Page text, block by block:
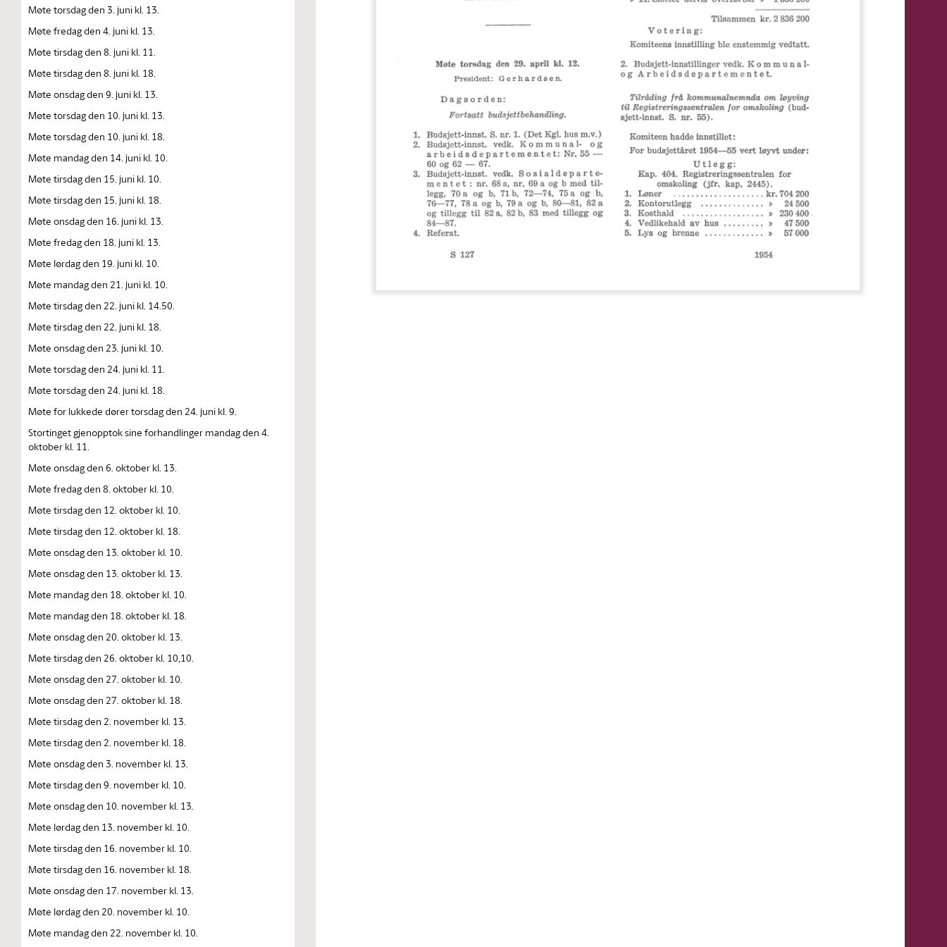
Møte torsdag den 3. juni kl. 13.
Møte fredag den 4. juni kl. 13.
Møte tirsdag den 8. juni kl. 11.
Møte tirsdag den 8. juni kl. 18.
Møte onsdag den 9. juni kl. 13.
Møte torsdag den 10. juni kl. 13.
Møte torsdag den 10. juni kl. 18.
Møte mandag den 14. juni kl. 10.
Møte tirsdag den 15. juni kl. 10.
Møte tirsdag den 15. juni kl. 18.
Møte onsdag den 16. juni kl. 13.
Møte fredag den 18. juni kl. 13.
Møte lørdag den 19. juni kl. 10.
Møte mandag den 21. juni kl. 10.
Møte tirsdag den 22. juni kl. 14.50.
Møte tirsdag den 22. juni kl. 18.
Møte onsdag den 23. juni kl. 10.
Møte torsdag den 24. juni kl. 11.
Møte torsdag den 24. juni kl. 18.
Møte for lukkede dører torsdag den 24. juni kl. 9.
Stortinget gjenopptok sine forhandlinger mandag den 4.
oktober kl. 11.
Møte onsdag den 6. oktober kl. 13.
Møte fredag den 8. oktober kl. 10.
Møte tirsdag den 12. oktober kl. 10.
Møte tirsdag den 12. oktober kl. 18.
Møte onsdag den 13. oktober kl. 10.
Møte onsdag den 13. oktober kl. 13.
Møte mandag den 18. oktober kl. 10.
Møte mandag den 18. oktober kl. 18.
Møte onsdag den 20. oktober kl. 13.
Møte tirsdag den 26. oktober kl. 10,10.
Møte onsdag den 27. oktober kl. 10.
Møte onsdag den 27. oktober kl. 18.
Møte tirsdag den 2. november kl. 13.
Møte tirsdag den 2. november kl. 18.
Møte onsdag den 3. november kl. 13.
Møte tirsdag den 9. november kl. 10.
Møte onsdag den 10. november kl. 13.
Møte lørdag den 13. november kl. 10.
Møte tirsdag den 16. november kl. 10.
Møte tirsdag den 16. november kl. 18.
Møte onsdag den 17. november kl. 13.
Møte lørdag den 20. november kl. 10.
Møte mandag den 22. november kl. 10.